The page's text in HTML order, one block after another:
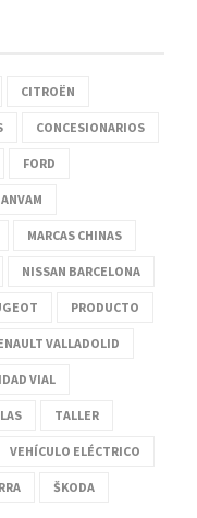
CITROËN
CONCESIONARIOS
FORD
MARCAS CHINAS
NISSAN BARCELONA
PRODUCTO
VALLADOLID
VIAL
TALLER
VEHÍCULO ELÉCTRICO
ŠKODA